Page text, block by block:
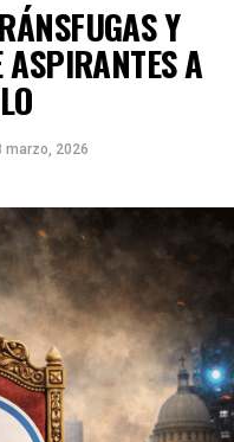
Y
ASPIRANTES A
marzo, 2026